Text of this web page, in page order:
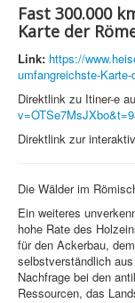
Fast 300.000
Karte der
Link: https://
umfangreichste-
Direktlink zu Itiner-e
Direktlink zur
Die Wälder im
Ein weiteres
hohe Rate des
für den Ackerbau,
selbstverständlich
Nachfrage bei den
Ressourcen, das